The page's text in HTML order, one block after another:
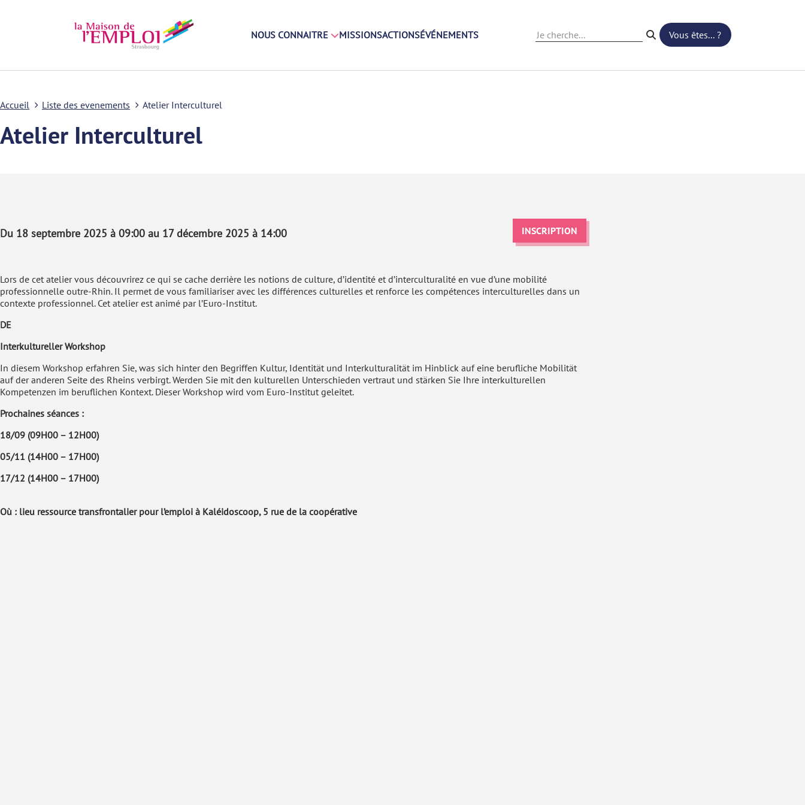
NOUS CONNAITRE MISSIONSACTIONSÉVÉNEMENTS Recherche Vous êtes... ?
Accueil Liste des evenements Atelier Interculturel
Atelier Interculturel
Du 18 septembre 2025 à 09:00 au 17 décembre 2025 à 14:00 INSCRIPTION
Lors de cet atelier vous découvrirez ce qui se cache derrière les notions de culture, d’identité et d’interculturalité en vue d’une mobilité
professionnelle outre-Rhin. Il permet de vous familiariser avec les différences culturelles et renforce les compétences interculturelles dans un
contexte professionnel. Cet atelier est animé par l’Euro-Institut.
DE
Interkultureller Workshop
In diesem Workshop erfahren Sie, was sich hinter den Begriffen Kultur, Identität und Interkulturalität im Hinblick auf eine berufliche Mobilität
auf der anderen Seite des Rheins verbirgt. Werden Sie mit den kulturellen Unterschieden vertraut und stärken Sie Ihre interkulturellen
Kompetenzen im beruflichen Kontext. Dieser Workshop wird vom Euro-Institut geleitet.
Prochaines séances :
18/09 (09H00 – 12H00)
05/11 (14H00 – 17H00)
17/12 (14H00 – 17H00)
Où : lieu ressource transfrontalier pour l’emploi à Kaléidoscoop, 5 rue de la coopérative